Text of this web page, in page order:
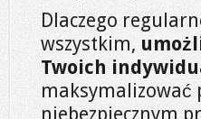
Dlaczego
wszystkim,
Twoich
maksymalizować
niebezpiecznym